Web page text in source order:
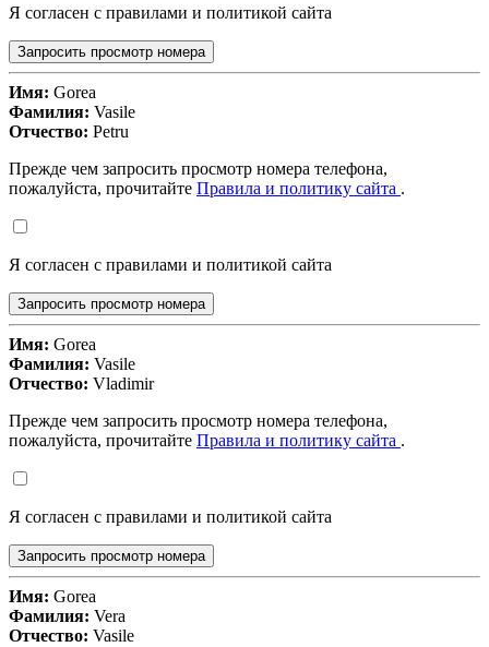
Я согласен с правилами и политикой сайта
Запросить просмотр номера
Имя: Gorea
Фамилия: Vasile
Отчество: Petru
Прежде чем запросить просмотр номера телефона,
пожалуйста, прочитайте Правила и политику сайта .
Я согласен с правилами и политикой сайта
Запросить просмотр номера
Имя: Gorea
Фамилия: Vasile
Отчество: Vladimir
Прежде чем запросить просмотр номера телефона,
пожалуйста, прочитайте Правила и политику сайта .
Я согласен с правилами и политикой сайта
Запросить просмотр номера
Имя: Gorea
Фамилия: Vera
Отчество: Vasile